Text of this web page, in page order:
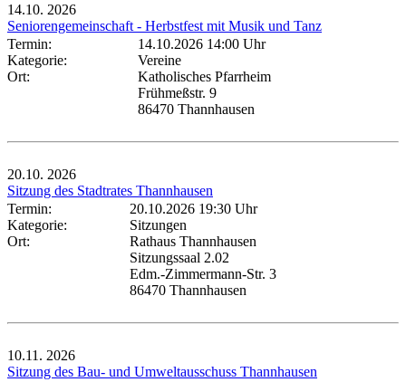
14.10. 2026
Seniorengemeinschaft - Herbstfest mit Musik und Tanz
Termin:
14.10.2026 14:00 Uhr
Kategorie:
Vereine
Ort:
Katholisches Pfarrheim
Frühmeßstr. 9
86470 Thannhausen
20.10. 2026
Sitzung des Stadtrates Thannhausen
Termin:
20.10.2026 19:30 Uhr
Kategorie:
Sitzungen
Ort:
Rathaus Thannhausen
Sitzungssaal 2.02
Edm.-Zimmermann-Str. 3
86470 Thannhausen
10.11. 2026
Sitzung des Bau- und Umweltausschuss Thannhausen